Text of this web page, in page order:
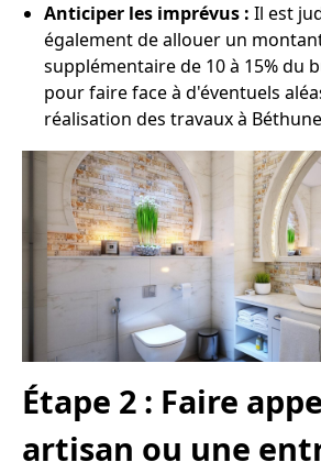
Anticiper les imprévus : Il est
également de allouer un
supplémentaire de 10 à 15% du
pour faire face à d'éventuels
réalisation des travaux à
Étape 2 : Faire
artisan ou une